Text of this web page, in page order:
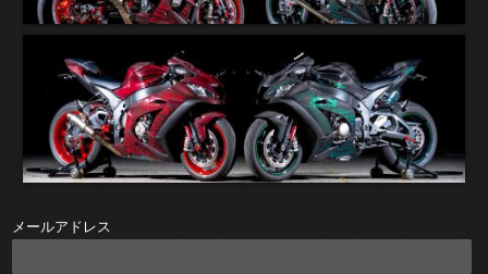
メールアドレス